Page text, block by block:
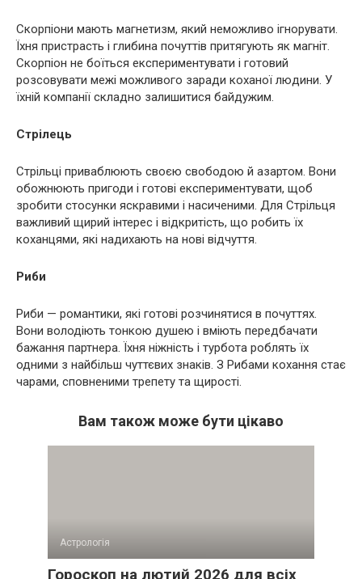
Скорпіони мають магнетизм, який неможливо ігнорувати.
Їхня пристрасть і глибина почуттів притягують як магніт.
Скорпіон не боїться експериментувати і готовий
розсовувати межі можливого заради коханої людини. У
їхній компанії складно залишитися байдужим.
Стрілець
Стрільці приваблюють своєю свободою й азартом. Вони
обожнюють пригоди і готові експериментувати, щоб
зробити стосунки яскравими і насиченими. Для Стрільця
важливий щирий інтерес і відкритість, що робить їх
коханцями, які надихають на нові відчуття.
Риби
Риби — романтики, які готові розчинятися в почуттях.
Вони володіють тонкою душею і вміють передбачати
бажання партнера. Їхня ніжність і турбота роблять їх
одними з найбільш чуттєвих знаків. З Рибами кохання стає
чарами, сповненими трепету та щирості.
Вам також може бути цікаво
Астрологія
Гороскоп на лютий 2026 для всіх